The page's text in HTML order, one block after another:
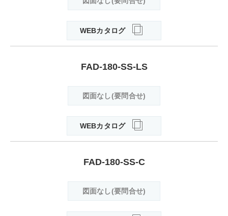
WEBカタログ
FAD-180-SS-LS
図面なし(要問合せ)
WEBカタログ
FAD-180-SS-C
図面なし(要問合せ)